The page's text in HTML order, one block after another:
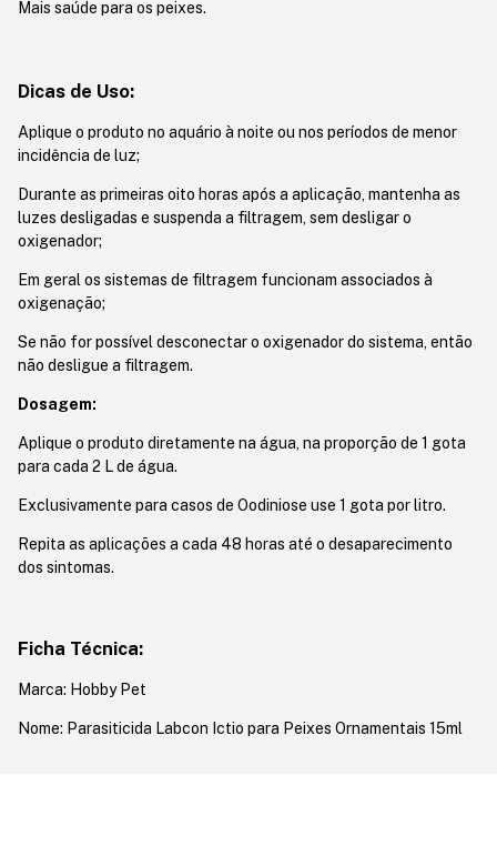
Mais saúde para os peixes.
Dicas de Uso:
Aplique o produto no aquário à noite ou nos períodos de menor
incidência de luz;
Durante as primeiras oito horas após a aplicação, mantenha as
luzes desligadas e suspenda a filtragem, sem desligar o
oxigenador;
Em geral os sistemas de filtragem funcionam associados à
oxigenação;
Se não for possível desconectar o oxigenador do sistema, então
não desligue a filtragem.
Dosagem:
Aplique o produto diretamente na água, na proporção de 1 gota
para cada 2 L de água.
Exclusivamente para casos de Oodiniose use 1 gota por litro.
Repita as aplicações a cada 48 horas até o desaparecimento
dos sintomas.
Ficha Técnica:
Marca: Hobby Pet
Nome: Parasiticida Labcon Ictio para Peixes Ornamentais 15ml